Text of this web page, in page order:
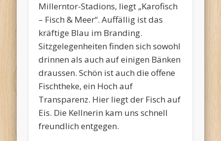
Millerntor-Stadions, liegt „Karofisch
– Fisch & Meer“. Auffällig ist das
kräftige Blau im Branding.
Sitzgelegenheiten finden sich sowohl
drinnen als auch auf einigen Bänken
draussen. Schön ist auch die offene
Fischtheke, ein Hoch auf
Transparenz. Hier liegt der Fisch auf
Eis. Die Kellnerin kam uns schnell
freundlich entgegen.